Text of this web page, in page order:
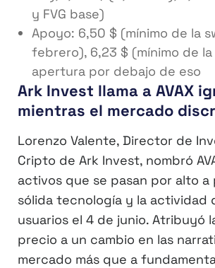
y FVG base)
Apoyo: 6,50 $ (mínimo de la
febrero), 6,23 $ (mínimo de la
apertura por debajo de eso
Ark Invest llama a AVAX
mientras el mercado
Lorenzo Valente, Director de
Cripto de Ark Invest, nombró
activos que se pasan por alto a
sólida tecnología y la actividad
usuarios el 4 de junio. Atribuyó
precio a un cambio en las
mercado más que a